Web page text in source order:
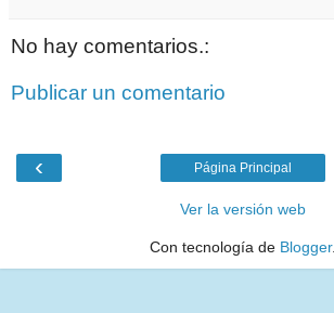
No hay comentarios.:
Publicar un comentario
‹ Página Principal
Ver la versión web
Con tecnología de Blogger.